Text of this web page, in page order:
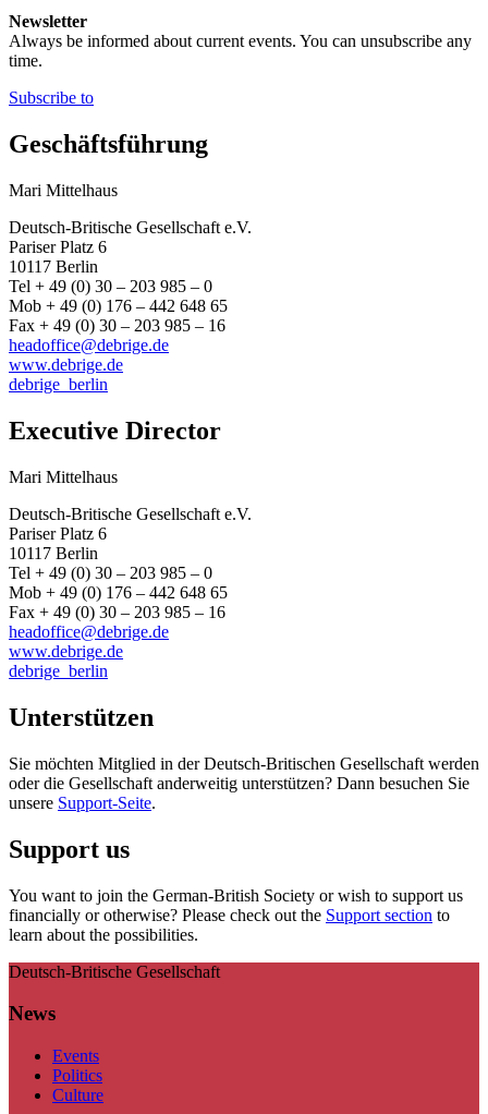
Newsletter
Always be informed about current events. You can unsubscribe any
time.
Subscribe to
Geschäftsführung
Mari Mittelhaus
Deutsch-Britische Gesellschaft e.V.
Pariser Platz 6
10117 Berlin
Tel + 49 (0) 30 – 203 985 – 0
Mob + 49 (0) 176 – 442 648 65
Fax + 49 (0) 30 – 203 985 – 16
headoffice@debrige.de
www.debrige.de
debrige_berlin
Executive Director
Mari Mittelhaus
Deutsch-Britische Gesellschaft e.V.
Pariser Platz 6
10117 Berlin
Tel + 49 (0) 30 – 203 985 – 0
Mob + 49 (0) 176 – 442 648 65
Fax + 49 (0) 30 – 203 985 – 16
headoffice@debrige.de
www.debrige.de
debrige_berlin
Unterstützen
Sie möchten Mitglied in der Deutsch-Britischen Gesellschaft werden
oder die Gesellschaft anderweitig unterstützen? Dann besuchen Sie
unsere Support-Seite.
Support us
You want to join the German-British Society or wish to support us
financially or otherwise? Please check out the Support section to
learn about the possibilities.
Deutsch-Britische Gesellschaft
News
Events
Politics
Culture